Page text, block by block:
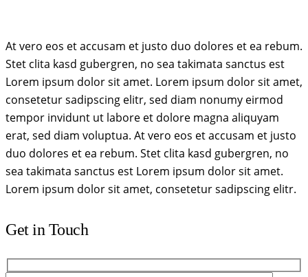
At vero eos et accusam et justo duo dolores et ea rebum.
Stet clita kasd gubergren, no sea takimata sanctus est
Lorem ipsum dolor sit amet. Lorem ipsum dolor sit amet,
consetetur sadipscing elitr, sed diam nonumy eirmod
tempor invidunt ut labore et dolore magna aliquyam
erat, sed diam voluptua. At vero eos et accusam et justo
duo dolores et ea rebum. Stet clita kasd gubergren, no
sea takimata sanctus est Lorem ipsum dolor sit amet.
Lorem ipsum dolor sit amet, consetetur sadipscing elitr.
Get in Touch